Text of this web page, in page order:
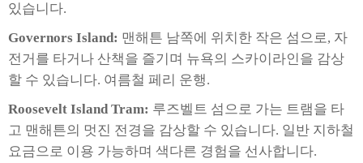
있습니다.
Governors Island: 맨해튼 남쪽에 위치한 작은 섬으로, 자
전거를 타거나 산책을 즐기며 뉴욕의 스카이라인을 감상
할 수 있습니다. 여름철 페리 운행.
Roosevelt Island Tram: 루즈벨트 섬으로 가는 트램을 타
고 맨해튼의 멋진 전경을 감상할 수 있습니다. 일반 지하철
요금으로 이용 가능하며 색다른 경험을 선사합니다.